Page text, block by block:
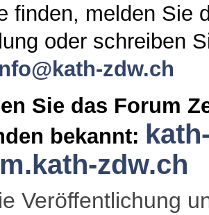
finden, melden Sie
oder schreiben
zdw.ch
Sie das Forum
bekannt:
zdw.ch
Veröffentlichung